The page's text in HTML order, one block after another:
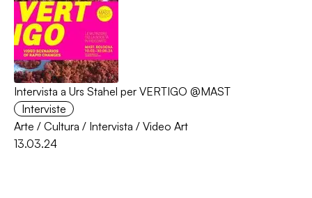
Intervista a Urs Stahel per VERTIGO @MAST
Interviste
Arte / Cultura / Intervista / Video Art
13.03.24